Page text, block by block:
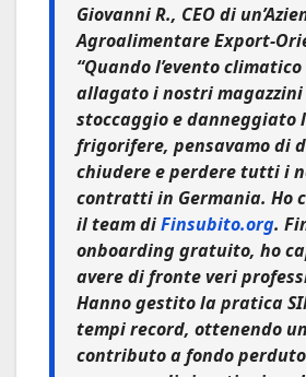
Giovanni R., CEO di
Agroalimentare Export-
“Quando l’evento
allagato i nostri
stoccaggio e danneggiato
frigorifere, pensavamo di
chiudere e perdere tutti i
contratti in Germania. Ho
il team diFinsubito.org.
onboarding gratuito, ho
avere di fronte veri
Hanno gestito la pratica
tempi record, ottenendo un
contributo a fondo